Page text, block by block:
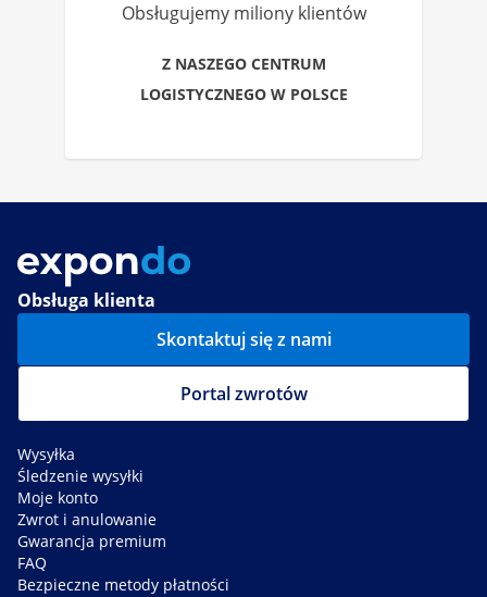
Obsługujemy miliony klientów
Z NASZEGO CENTRUM
LOGISTYCZNEGO W POLSCE
Obsługa klienta
Skontaktuj się z nami
Portal zwrotów
Wysyłka
Śledzenie wysyłki
Moje konto
Zwrot i anulowanie
Gwarancja premium
FAQ
Bezpieczne metody płatności